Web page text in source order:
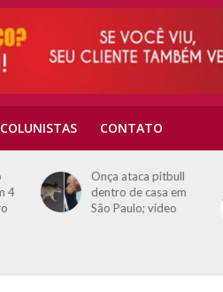
COLUNISTAS CONTATO
Onça ataca pitbull
dentro de casa em
São Paulo; vídeo